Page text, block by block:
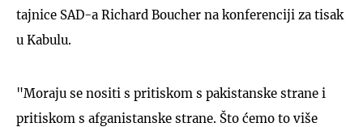
tajnice SAD-a Richard Boucher na konferenciji za tisak
u Kabulu.
"Moraju se nositi s pritiskom s pakistanske strane i
pritiskom s afganistanske strane. Što ćemo to više